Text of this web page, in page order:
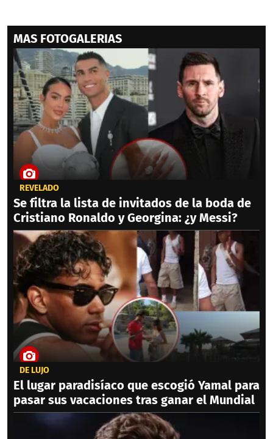
MAS FOTOGALERIAS
REVELADO
Se filtra la lista de invitados de la boda de
Cristiano Ronaldo y Georgina: ¿y Messi?
DE LUJO
El lugar paradisíaco que escogió Yamal para
pasar sus vacaciones tras ganar el Mundial